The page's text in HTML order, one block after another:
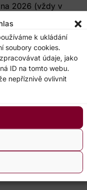
k ukládání
soubory cookies.
údaje, jako
ID na tomto webu.
nepříznivě ovlivnit
2026 (vždy v
Brno-Bystrc,
12. 2025 v 9.00.
přihlášky
být provedena